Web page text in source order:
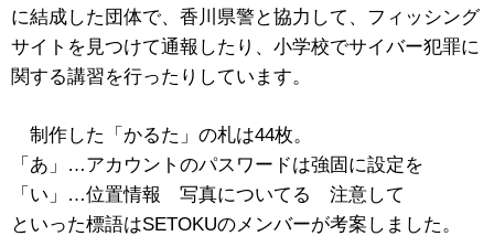
に結成した団体で、香川県警と協力して、 フィッシング
サイトを見つけて通報したり、小学校でサイバー犯罪に
関する講習を行ったりしています。
制作した「かるた」の札は44枚。
「あ」…アカウントのパスワードは強固に設定を
「い」…位置情報 写真についてる 注意して
といった標語はSETOKUのメンバーが考案しました。